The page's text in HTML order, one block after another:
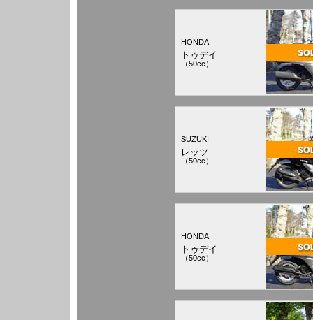
HONDA
トゥデイ
（50cc）
SUZUKI
レッツ
（50cc）
HONDA
トゥデイ
（50cc）